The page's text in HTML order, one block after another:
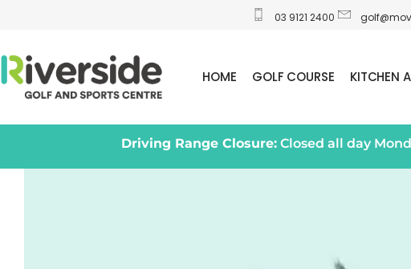
03 9121 2400
HOME GOLF COURSE KITCHEN
Driving Range Closure: Closed all day